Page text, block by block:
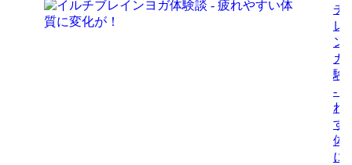
チ
レ
ン
ガ
験
- 疲
れ
す
体
に